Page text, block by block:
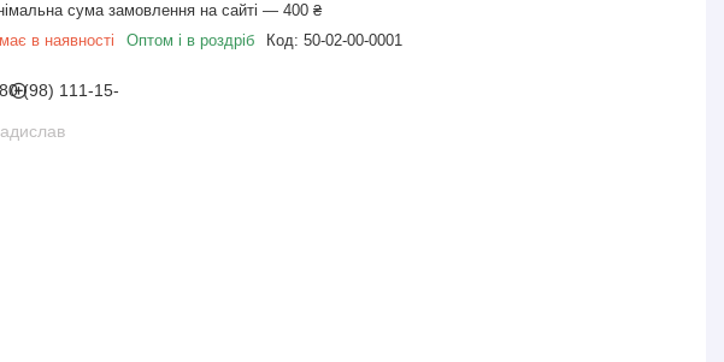
сума замовлення на сайті — 400 ₴
в наявності
Оптом і в роздріб Код: 50-02-00-0001
(98) 111-15-